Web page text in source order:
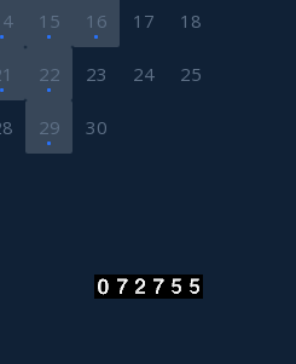
15 16 17 18
22 23 24 25
29 30